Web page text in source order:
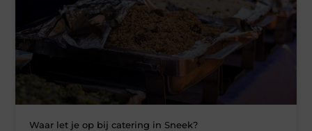
Waar let je op bij catering in Sneek?